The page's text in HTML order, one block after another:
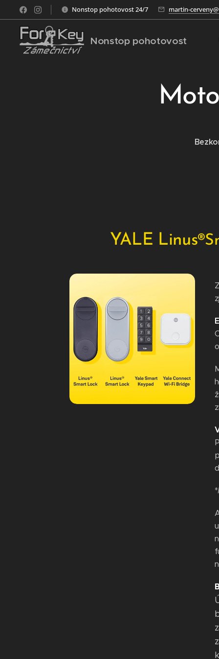
Nonstop pohotovost 24/7 martin-
Nonstop pohotovost
YALE Linus®
*